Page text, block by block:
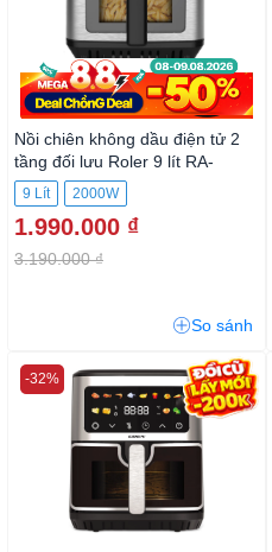
Nồi chiên không dầu điện tử 2
tầng đối lưu Roler 9 lít RA-
3130AS
9 Lít 2000W
1.990.000 ₫
3.190.000 ₫
So sánh
-32%